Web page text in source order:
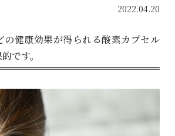
2022.04.20
の健康効果が得られる酸素カプセル
です。